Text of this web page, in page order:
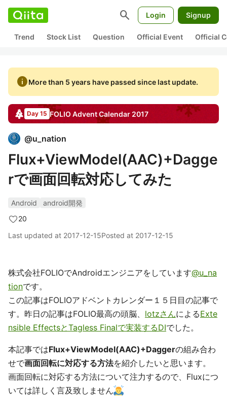
search Login Signup
Trend Stock List Question Official Event Official
infoMore than 5 years have passed since last update.
Day 15 FOLIO Advent Calendar 2017
@u_nation
Flux+ViewModel(AAC)+Dagge
rで画面回転対応してみた
Android
android開発
20
Last updated at 2017-12-15Posted at 2017-12-15
株式会社FOLIOでAndroidエンジニアをしています@u_na
tionです。
この記事はFOLIOアドベントカレンダー１５日目の記事で
す。昨日の記事はFOLIO最高の頭脳、 lotzさんによるExte
nsible EffectsとTagless Finalで実装するDIでした。
本記事ではFlux+ViewModel(AAC)+Daggerの組み合わ
せで画面回転に対応する方法を紹介したいと思います。
画面回転に対応する方法について注力するので、Fluxにつ
いては詳しく言及致しません